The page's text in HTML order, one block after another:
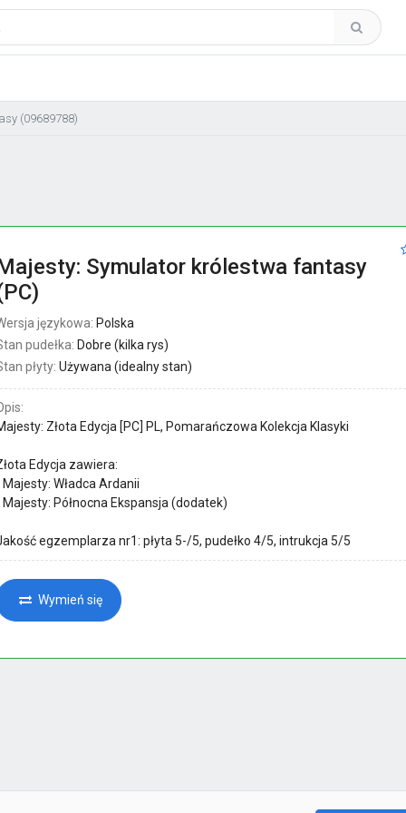
(09689788)
Symulator królestwa fantasy
językowa: Polska
pudełka: Dobre (kilka rys)
płyty: Używana (idealny stan)
Złota Edycja [PC] PL, Pomarańczowa Kolekcja Klasyki
Edycja zawiera:
Majesty: Władca Ardanii
Majesty: Północna Ekspansja (dodatek)
egzemplarza nr1: płyta 5-/5, pudełko 4/5, intrukcja 5/5
Wymień się